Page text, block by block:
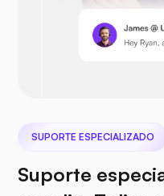
Nextcloud
SUPORTE ESPECIALIZADO
Suporte